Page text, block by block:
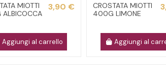
MIOTTI
3,90 €
Aggiungi al carrello
CROSTATA MIOTTI
400G LIMONE
Aggiungi al